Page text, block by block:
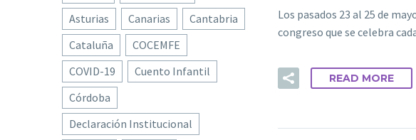
Los pasados 23 al 25 de
congreso que se celebra
READ MORE
Asturias
Canarias
Cantabria
Cataluña
COCEMFE
COVID-19
Cuento Infantil
Córdoba
Declaración Institucional